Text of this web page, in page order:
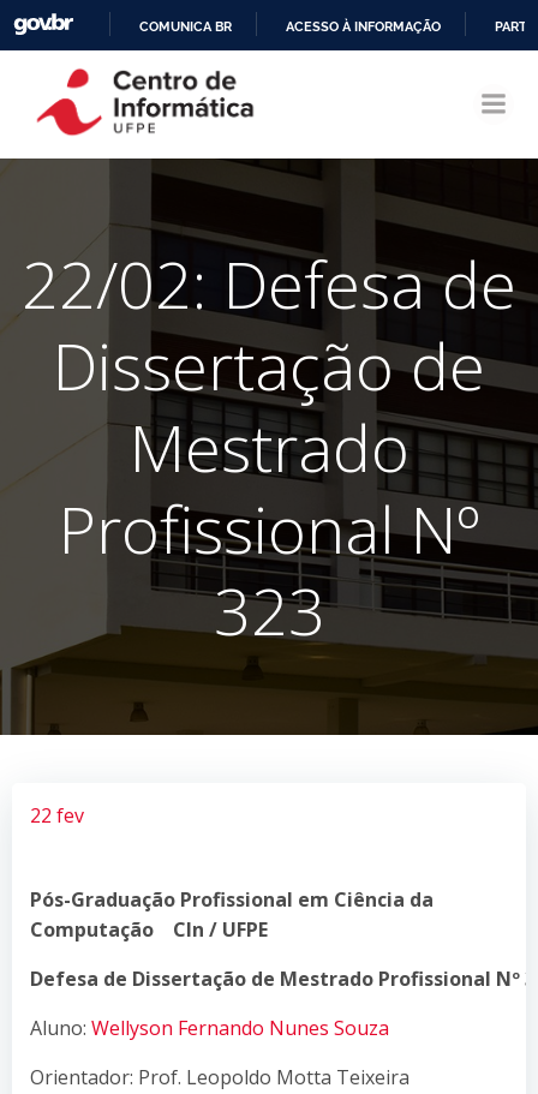
CONTEÚDO
COMUNICA BR ACESSO À INFORMAÇÃO
22/02: Defesa de
Dissertação de
Mestrado
Profissional Nº
323
22 fev
Pós-Graduação Profissional em Ciência da
Computação CIn / UFPE
Defesa de Dissertação de Mestrado Profissional Nº
Aluno: Wellyson Fernando Nunes Souza
Orientador: Prof. Leopoldo Motta Teixeira